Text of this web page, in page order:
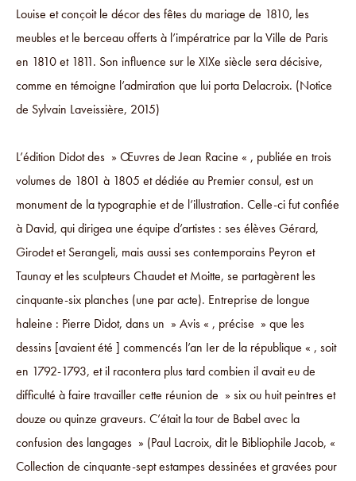
Louise et conçoit le décor des fêtes du mariage de 1810, les
meubles et le berceau offerts à l’impératrice par la Ville de Paris
en 1810 et 1811. Son influence sur le XIXe siècle sera décisive,
comme en témoigne l’admiration que lui porta Delacroix. (Notice
de Sylvain Laveissière, 2015)
L’édition Didot des » Œuvres de Jean Racine « , publiée en trois
volumes de 1801 à 1805 et dédiée au Premier consul, est un
monument de la typographie et de l’illustration. Celle-ci fut confiée
à David, qui dirigea une équipe d’artistes : ses élèves Gérard,
Girodet et Serangeli, mais aussi ses contemporains Peyron et
Taunay et les sculpteurs Chaudet et Moitte, se partagèrent les
cinquante-six planches (une par acte). Entreprise de longue
haleine : Pierre Didot, dans un » Avis « , précise » que les
dessins [avaient été ] commencés l’an Ier de la république « , soit
en 1792-1793, et il racontera plus tard combien il avait eu de
difficulté à faire travailler cette réunion de » six ou huit peintres et
douze ou quinze graveurs. C’était la tour de Babel avec la
confusion des langages » (Paul Lacroix, dit le Bibliophile Jacob, «
Collection de cinquante-sept estampes dessinées et gravées pour